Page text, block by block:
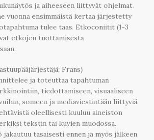
ja aiheeseen liittyvät ohjelmat.
vuonna ensimmäistä kertaa järjestetty
tulee taas. Etkoconiitit (1-3
etkojen tuottamisesta
Frans)
ja toteuttaa tapahtuman
tiedottamiseen, visuaaliseen
someen ja mediaviestintään liittyviä
oleellisesti kuuluu aineiston
tekstin tai kuvien muodossa.
tasaisesti ennen ja myös jälkeen